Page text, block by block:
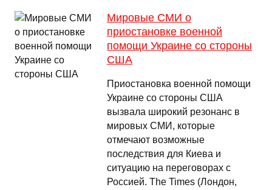
Мировые СМИ о
приостановке военной
помощи Украине со стороны
США
Приостановка военной помощи
Украине со стороны США
вызвала широкий резонанс в
мировых СМИ, которые
отмечают возможные
последствия для Киева и
ситуацию на переговорах с
Россией. The Times (Лондон,